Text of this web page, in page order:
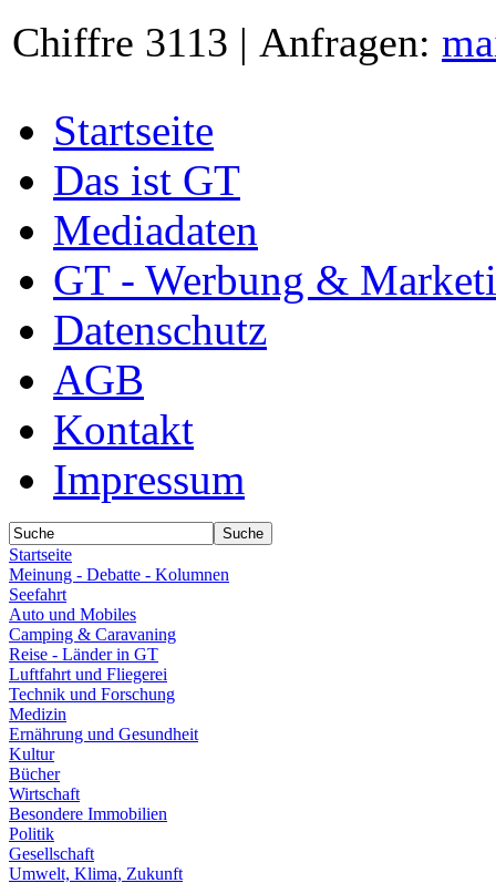
Chiffre 3113 | Anfragen:
Startseite
Das ist GT
Mediadaten
GT - Werbung &
Datenschutz
AGB
Kontakt
Impressum
Startseite
Meinung - Debatte - Kolumnen
Seefahrt
Auto und Mobiles
Camping & Caravaning
Reise - Länder in GT
Luftfahrt und Fliegerei
Technik und Forschung
Medizin
Ernährung und Gesundheit
Kultur
Bücher
Wirtschaft
Besondere Immobilien
Politik
Gesellschaft
Umwelt, Klima, Zukunft